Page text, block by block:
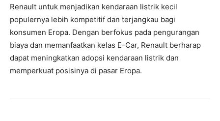
Renault untuk menjadikan kendaraan listrik kecil
populernya lebih kompetitif dan terjangkau bagi
konsumen Eropa. Dengan berfokus pada pengurangan
biaya dan memanfaatkan kelas E-Car, Renault berharap
dapat meningkatkan adopsi kendaraan listrik dan
memperkuat posisinya di pasar Eropa.